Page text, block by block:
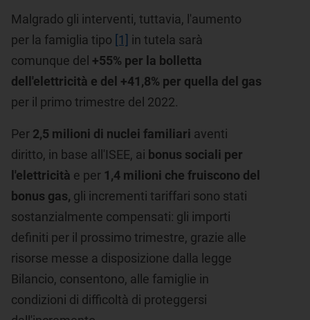
Malgrado gli interventi, tuttavia, l'aumento
per la famiglia tipo [1]
in tutela sarà
comunque del +55% per la bolletta
dell'elettricità e del +41,8% per quella del gas
per il primo trimestre del 2022.
Per 2,5 milioni di nuclei familiari aventi
diritto, in base all'ISEE, ai bonus sociali per
l'elettricità e per 1,4 milioni che fruiscono del
bonus gas, gli incrementi tariffari sono stati
sostanzialmente compensati: gli importi
definiti per il prossimo trimestre, grazie alle
risorse messe a disposizione dalla legge
Bilancio, consentono, alle famiglie in
condizioni di difficoltà di proteggersi